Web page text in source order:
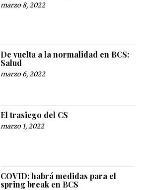
marzo 8, 2022
De vuelta a la normalidad en BCS:
Salud
marzo 6, 2022
El trasiego del CS
marzo 1, 2022
COVID: habrá medidas para el
spring break en BCS